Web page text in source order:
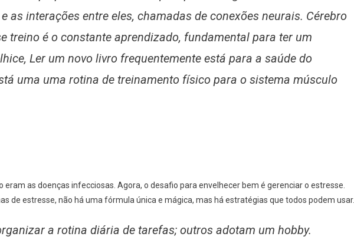
as interações entre eles, chamadas de conexões neurais. Cérebro
treino é o constante aprendizado, fundamental para ter um
Ler um novo livro frequentemente está para a saúde do
uma uma rotina de treinamento físico para o sistema músculo
eram as doenças infecciosas. Agora, o desafio para envelhecer bem é gerenciar o estresse.
de estresse, não há uma fórmula única e mágica, mas há estratégias que todos podem usar.
a rotina diária de tarefas; outros adotam um hobby.